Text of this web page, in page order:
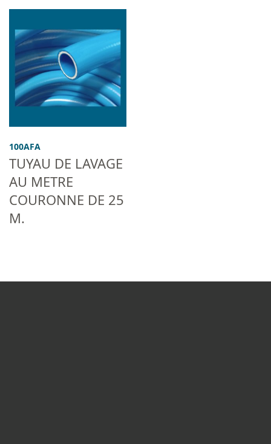
100AFA
TUYAU DE LAVAGE
AU METRE
COURONNE DE 25
M.